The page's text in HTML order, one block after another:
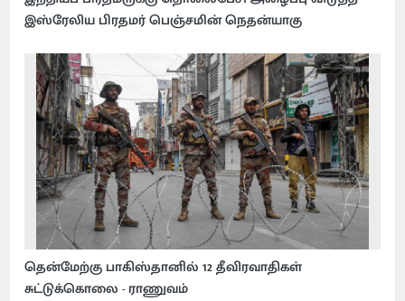
இஸ்ரேலிய பிரதமர் பெஞ்சமின் நெதன்யாகு
தென்மேற்கு பாகிஸ்தானில் 12 தீவிரவாதிகள்
சுட்டுக்கொலை - ராணுவம்